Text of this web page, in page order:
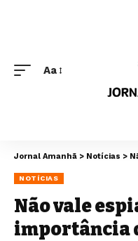
Aa
Jornal Amanhã > Notícias >
NOTÍCIAS
Não vale
importância